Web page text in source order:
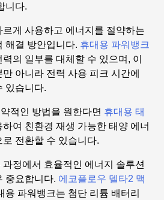
니다.
게 사용하고 에너지를 절약하는
해결 방안입니다. 휴대용 파워뱅크
의 일부를 대체할 수 있으며, 이
아니라 전력 사용 피크 시간에
있습니다.
적인 방법을 원한다면 휴대용 태
하여 친환경 재생 가능한 태양 에너
전환할 수 있습니다.
정에서 효율적인 에너지 솔루션
중요합니다. 에코플로우 델타2 맥
용 파워뱅크는 첨단 리튬 배터리